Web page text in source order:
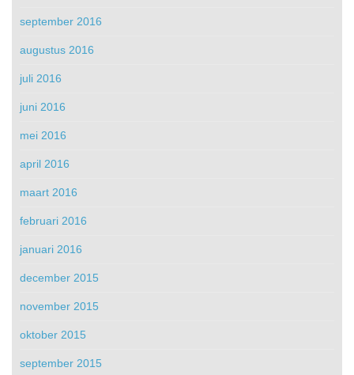
september 2016
augustus 2016
juli 2016
juni 2016
mei 2016
april 2016
maart 2016
februari 2016
januari 2016
december 2015
november 2015
oktober 2015
september 2015